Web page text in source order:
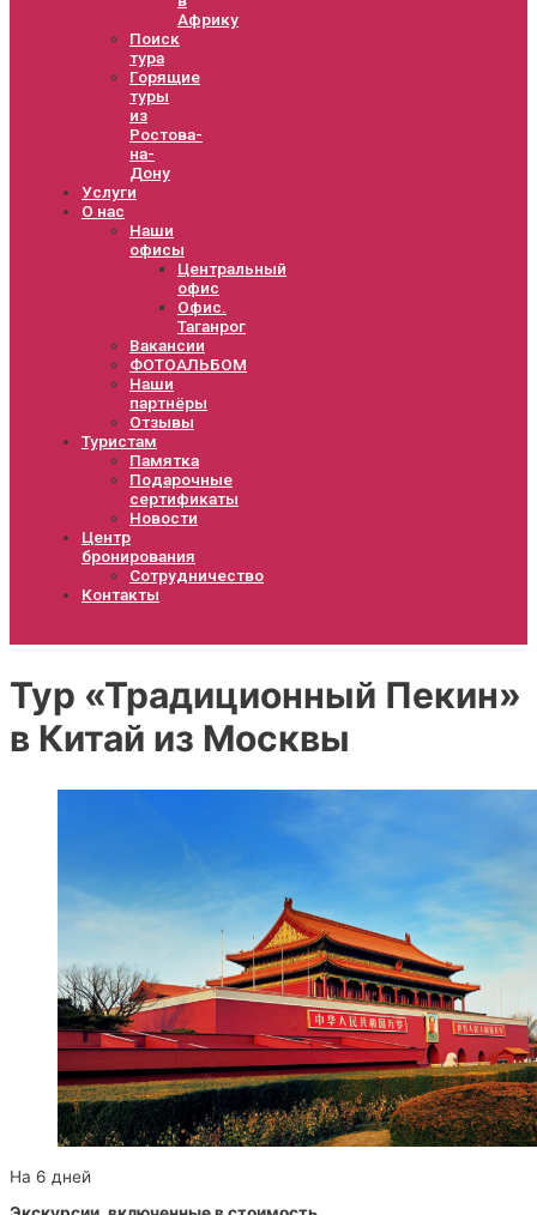
Африку
Поиск
тура
Горящие
туры
из
Ростова-
на-
Дону
Услуги
О нас
Наши
офисы
Центральный
офис
Офис.
Таганрог
Вакансии
ФОТОАЛЬБОМ
Наши
партнёры
Отзывы
Туристам
Памятка
Подарочные
сертификаты
Новости
Центр
бронирования
Сотрудничество
Контакты
Тур «Традиционный Пекин»
в Китай из Москвы
На 6 дней